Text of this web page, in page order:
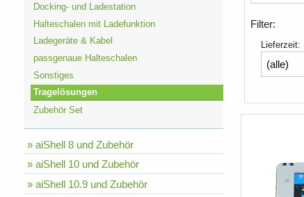
Filter:
Lieferzeit:
Docking- und Ladestation
Halteschalen mit Ladefunktion
Ladegeräte & Kabel
passgenaue Halteschalen
Sonstiges
Tragelösungen
Zubehör Set
» aiShell 8 und Zubehör
» aiShell 10 und Zubehör
» aiShell 10.9 und Zubehör